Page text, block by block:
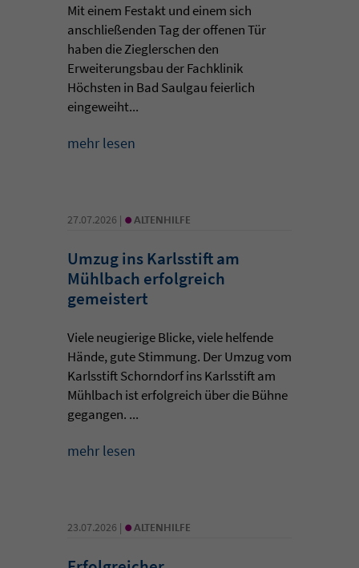
Mit einem Festakt und einem sich
anschließenden Tag der offenen Tür
haben die Zieglerschen den
Erweiterungsbau der Fachklinik
Höchsten in Bad Saulgau feierlich
eingeweiht...
mehr lesen
27.07.2026 | • ALTENHILFE
Umzug ins Karlsstift am
Mühlbach erfolgreich
gemeistert
Viele neugierige Blicke, viele helfende
Hände, gute Stimmung. Der Umzug vom
Karlsstift Schorndorf ins Karlsstift am
Mühlbach ist erfolgreich über die Bühne
gegangen. ...
mehr lesen
23.07.2026 | • ALTENHILFE